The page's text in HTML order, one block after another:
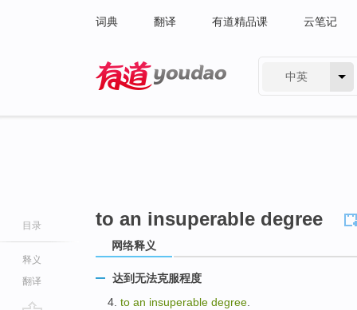
词典 翻译 有道精品课 云笔记
中英
目录
释义
翻译
to an insuperable degree
网络释义
达到无法克服程度
4. to an insuperable degree